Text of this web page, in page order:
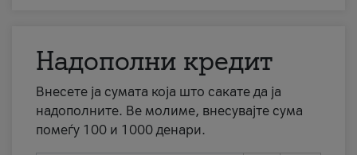
Надополни кредит
Внесете ја сумата која што сакате да ја
надополните. Ве молиме, внесувајте сума
помеѓу 100 и 1000 денари.